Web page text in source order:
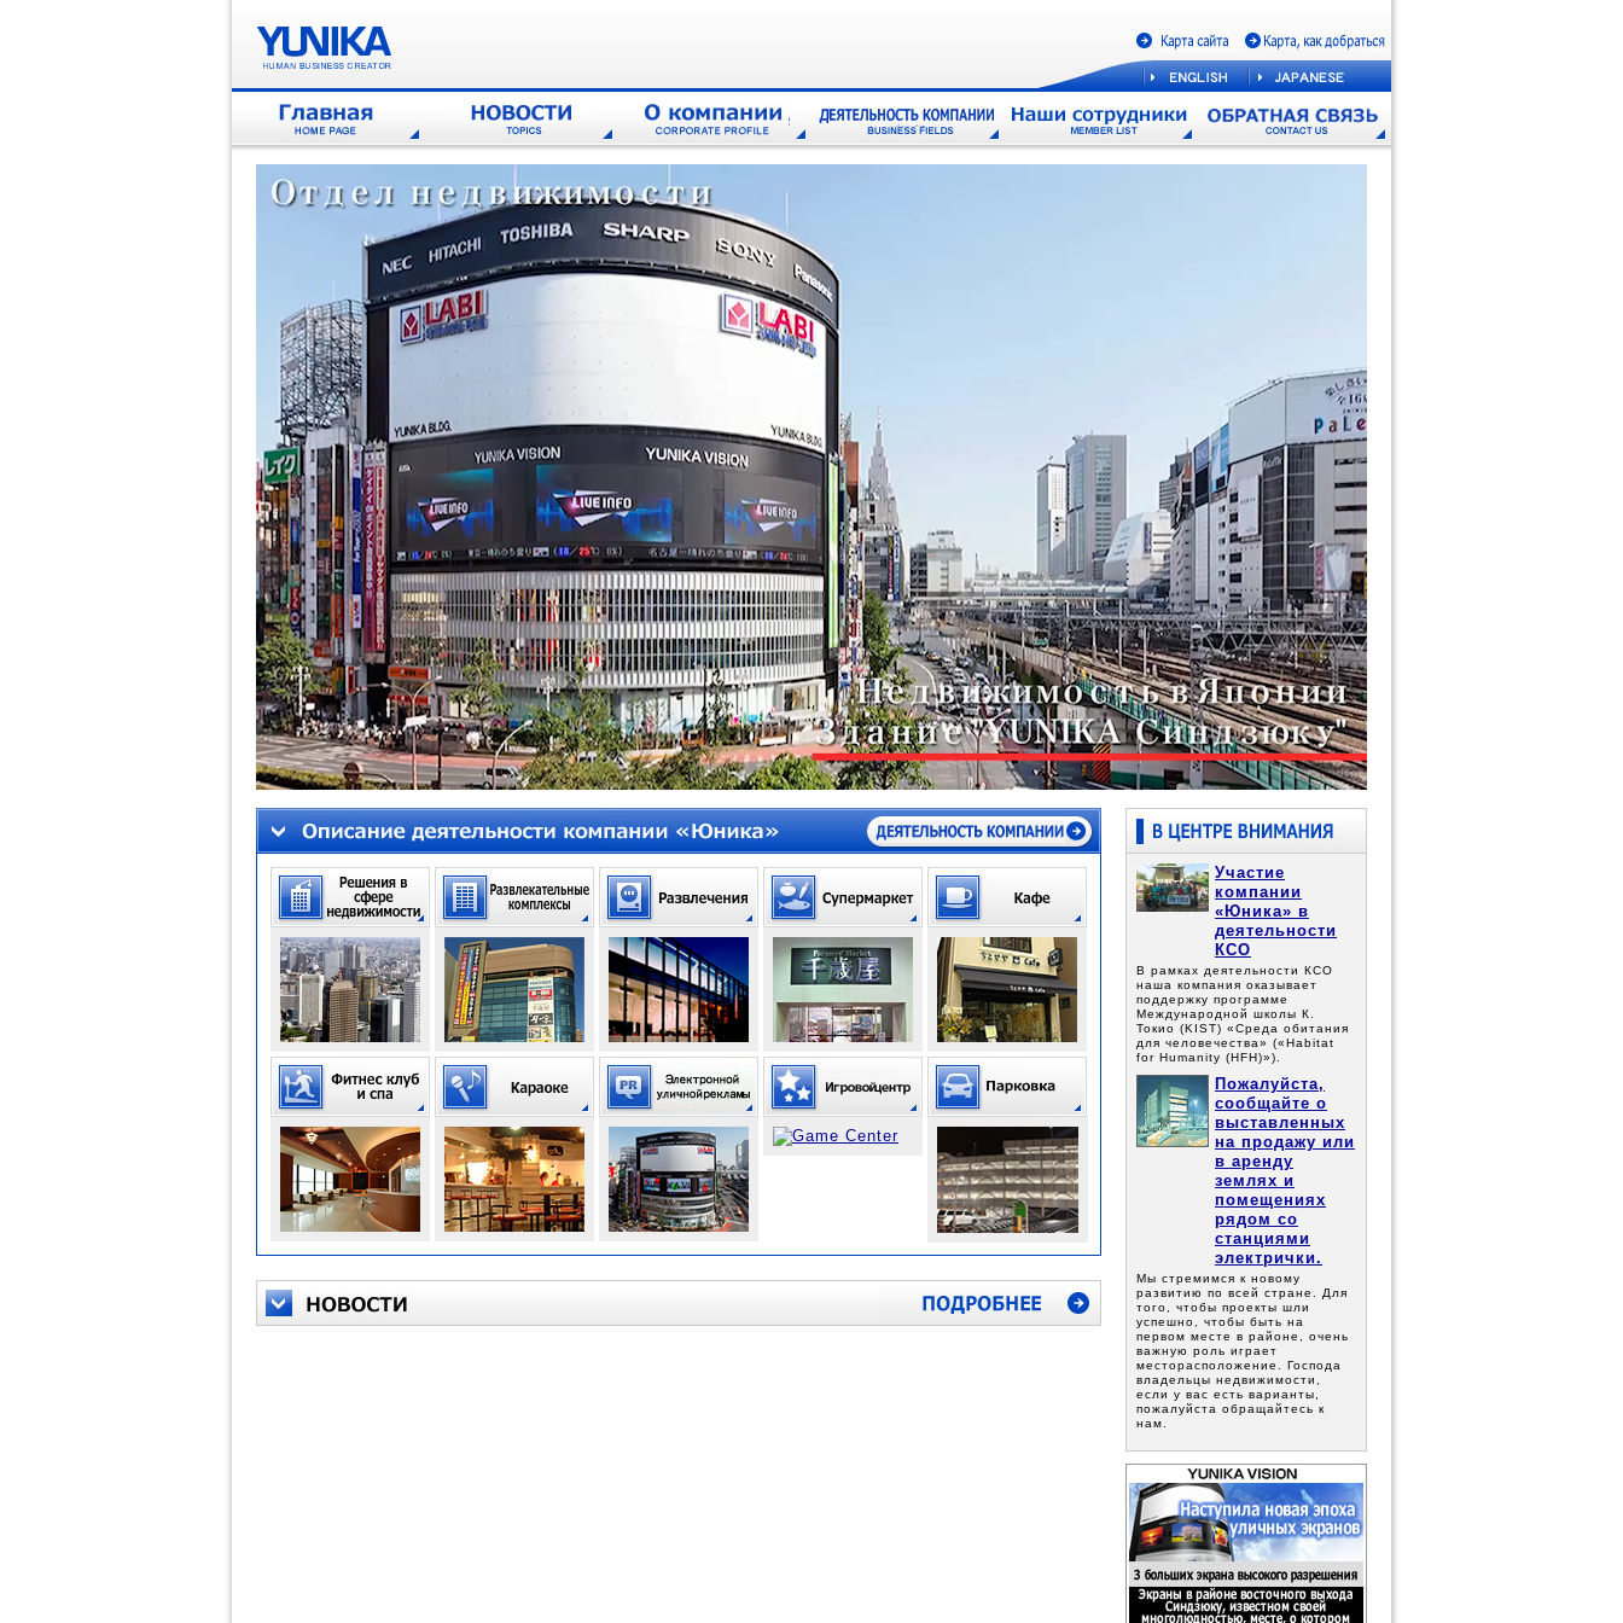
Участие
компании
«Юника» в
деятельности
КСО
В рамках деятельности КСО
наша компания оказывает
поддержку программе
Международной школы К.
Токио (KIST) «Среда обитания
для человечества» («Habitat
for Humanity (HFH)»).
Пожалуйста,
сообщайте о
выставленных
на продажу или
в аренду
землях и
помещениях
рядом со
станциями
электрички.
Мы стремимся к новому
развитию по всей стране. Для
того, чтобы проекты шли
успешно, чтобы быть на
первом месте в районе, очень
важную роль играет
месторасположение. Господа
владельцы недвижимости,
если у вас есть варианты,
пожалуйста обращайтесь к
нам.